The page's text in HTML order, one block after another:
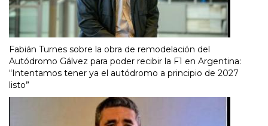
Fabián Turnes sobre la obra de remodelación del
Autódromo Gálvez para poder recibir la F1 en Argentina:
“Intentamos tener ya el autódromo a principio de 2027
listo”